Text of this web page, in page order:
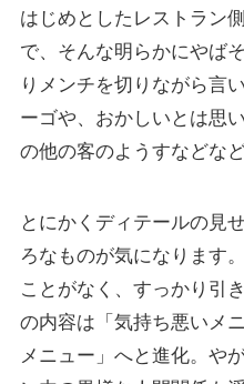
はじめとしたレストラン
で、そんな明らかにやば
りメンチを切りながら言
ーゴや、おかしいとは思
の他の客のようすなどなど
とにかくディテールの見
ろなものが気になります
ことがなく、すっかり引
の内容は「気持ち悪いメ
メニュー」へと進化。や